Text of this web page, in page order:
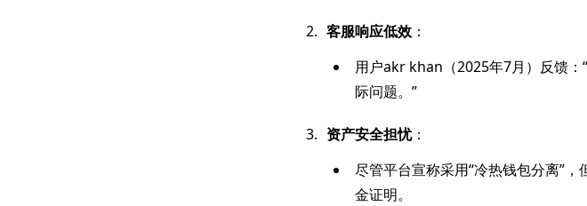
客服响应低效：
用户akr khan（2025年7月）反馈
际问题。”
资产安全担忧：
尽管平台宣称采用“冷热钱包分离”
金证明。